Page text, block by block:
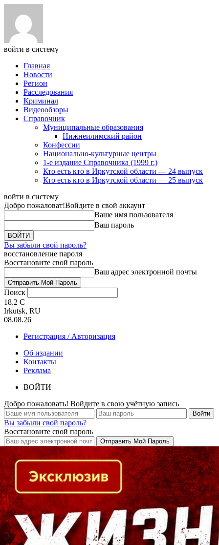
войти в систему
Главная
Новости
Регион
Расследования
Криминал
Видеообзоры
Справочник
Муниципальные образования
Нижнеилимский район
Конфессии
Национально-культурные центры
1-е издание Справочника (1999 г.)
Кто есть кто в Иркутской области — 24 выпуск
Кто есть кто в Иркутской области — 25 выпуск
войти в систему
Добро пожаловат!Войдите в свой аккаунт
Ваше имя пользователя
Ваш пароль
Вы забыли свой пароль?
восстановление пароля
Восстановите свой пароль
Ваш адрес электронной почты
Поиск
18.2 C
Irkutsk, RU
08.08.26
Регистрация / Авторизация
Об издании
Контакты
Реклама
ВОЙТИ
Добро пожаловать! Войдите в свою учётную запись
Вы забыли свой пароль?
Восстановите свой пароль
Кто есть кто в Байкальском регионе